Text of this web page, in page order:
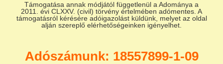
Támogatása annak módjától függetlenül a Adománya a
2011. évi CLXXV. (civil) törvény értelmében adómentes. A
támogatásról kérésére adóigazolást küldünk, melyet az oldal
alján szereplő elérhetőségeinken igényelhet.
Adószámunk: 18557899-1-09